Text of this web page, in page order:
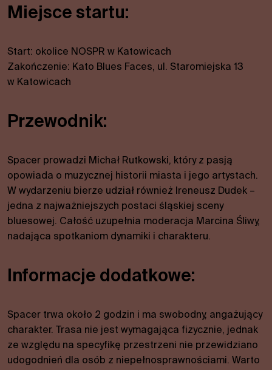
Miejsce startu:
Start: okolice NOSPR w Katowicach
Zakończenie: Kato Blues Faces, ul. Staromiejska 13
w Katowicach
Przewodnik:
Spacer prowadzi Michał Rutkowski, który z pasją
opowiada o muzycznej historii miasta i jego artystach.
W wydarzeniu bierze udział również Ireneusz Dudek –
jedna z najważniejszych postaci śląskiej sceny
bluesowej. Całość uzupełnia moderacja Marcina Śliwy,
nadająca spotkaniom dynamiki i charakteru.
Informacje dodatkowe:
Spacer trwa około 2 godzin i ma swobodny, angażujący
charakter. Trasa nie jest wymagająca fizycznie, jednak
ze względu na specyfikę przestrzeni nie przewidziano
udogodnień dla osób z niepełnosprawnościami. Warto
Są one
wymagane
poprawy
i struktury
serwisu w
oparciu o
sposób
korzystania z
strona
internetowa
działała jak
podczas